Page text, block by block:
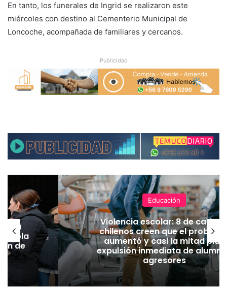
En tanto, los funerales de Ingrid se realizaron este
miércoles con destino al Cementerio Municipal de
Loncoche, acompañada de familiares y cercanos.
Publicidad
de
Educación
Violencia escolar: 8 de cada
chilenos creen que el
aumentó y casi la mitad pide
expulsión inmediata de
agresores